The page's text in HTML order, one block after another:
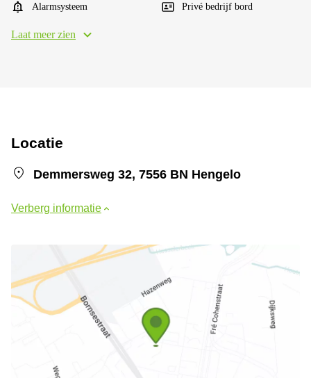
Alarmsysteem Privé bedrijf bord
Laat meer zien
Locatie
Demmersweg 32, 7556 BN Hengelo
Verberg informatie